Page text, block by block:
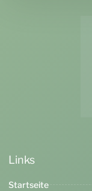
Links
Startseite